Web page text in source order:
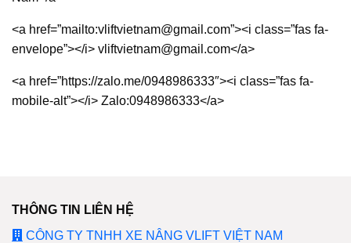
<a href=”mailto:vliftvietnam@gmail.com”><i class=”fas fa-
envelope”></i> vliftvietnam@gmail.com</a>
<a href=”https://zalo.me/0948986333″><i class=”fas fa-
mobile-alt”></i> Zalo:0948986333</a>
THÔNG TIN LIÊN HỆ
CÔNG TY TNHH XE NÂNG VLIFT VIỆT NAM